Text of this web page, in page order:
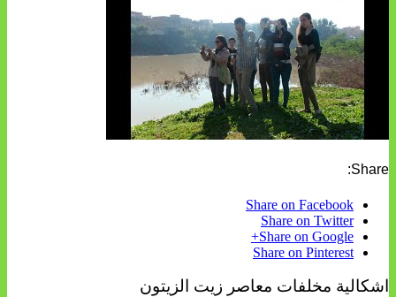
Share:
Share on Facebook
Share on Twitter
Share on Google+
Share on Pinterest
اشكالية مخلفات معاصر زيت الزيتون